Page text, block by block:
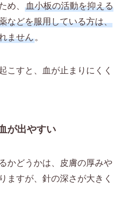
め、
血小板の活動を抑える
などを服用している方は、
ません。
こすと、血が止まりにくく
が出やすい
かどうかは、皮膚の厚みや
ますが、針の深さが大きく